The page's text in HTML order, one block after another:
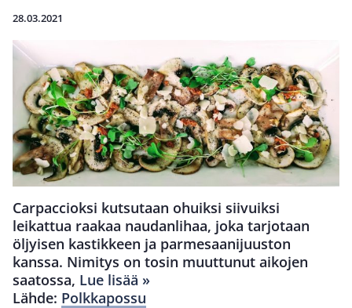
28.03.2021
Carpaccioksi kutsutaan ohuiksi siivuiksi
leikattua raakaa naudanlihaa, joka tarjotaan
öljyisen kastikkeen ja parmesaanijuuston
kanssa. Nimitys on tosin muuttunut aikojen
saatossa, Lue lisää »
Lähde: Polkkapossu